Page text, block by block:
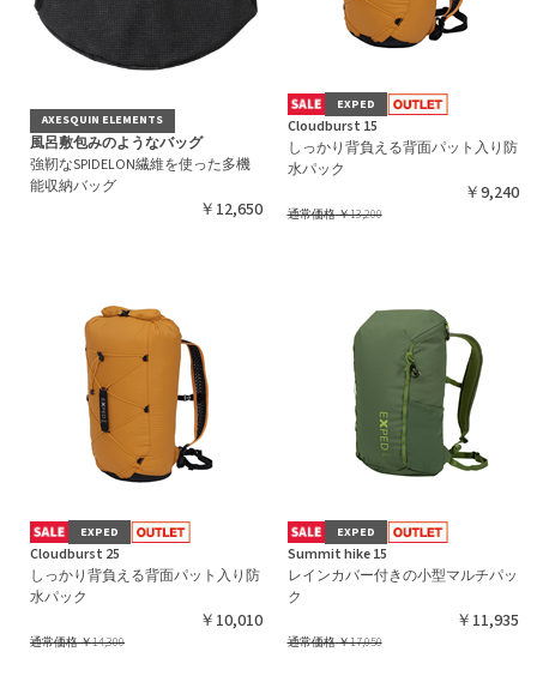
AXESQUIN ELEMENTS
風呂敷包みのようなバッグ
強靭なSPIDELON繊維を使った多機
能収納バッグ
￥12,650
EXPED
Cloudburst 15
しっかり背負える背面パット入り防
水パック
￥9,240
通常価格￥13,200
EXPED
Cloudburst 25
しっかり背負える背面パット入り防
水パック
￥10,010
通常価格￥14,300
EXPED
Summit hike 15
レインカバー付きの小型マルチパッ
ク
￥11,935
通常価格￥17,050